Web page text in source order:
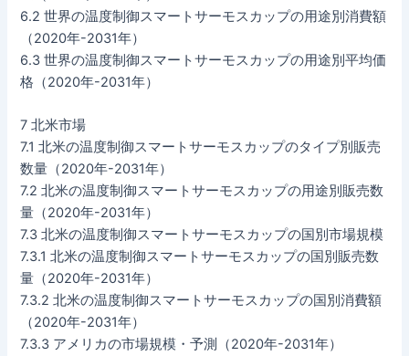
6.2 世界の温度制御スマートサーモスカップの用途別消費額
（2020年-2031年）
6.3 世界の温度制御スマートサーモスカップの用途別平均価
格（2020年-2031年）
7 北米市場
7.1 北米の温度制御スマートサーモスカップのタイプ別販売
数量（2020年-2031年）
7.2 北米の温度制御スマートサーモスカップの用途別販売数
量（2020年-2031年）
7.3 北米の温度制御スマートサーモスカップの国別市場規模
7.3.1 北米の温度制御スマートサーモスカップの国別販売数
量（2020年-2031年）
7.3.2 北米の温度制御スマートサーモスカップの国別消費額
（2020年-2031年）
7.3.3 アメリカの市場規模・予測（2020年-2031年）